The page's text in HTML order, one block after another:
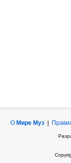
О Мире Муз|